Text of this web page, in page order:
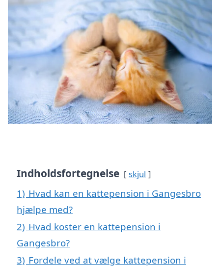
Indholdsfortegnelse skjul
1) Hvad kan en kattepension i Gangesbro
hjælpe med?
2) Hvad koster en kattepension i
Gangesbro?
3) Fordele ved at vælge kattepension i